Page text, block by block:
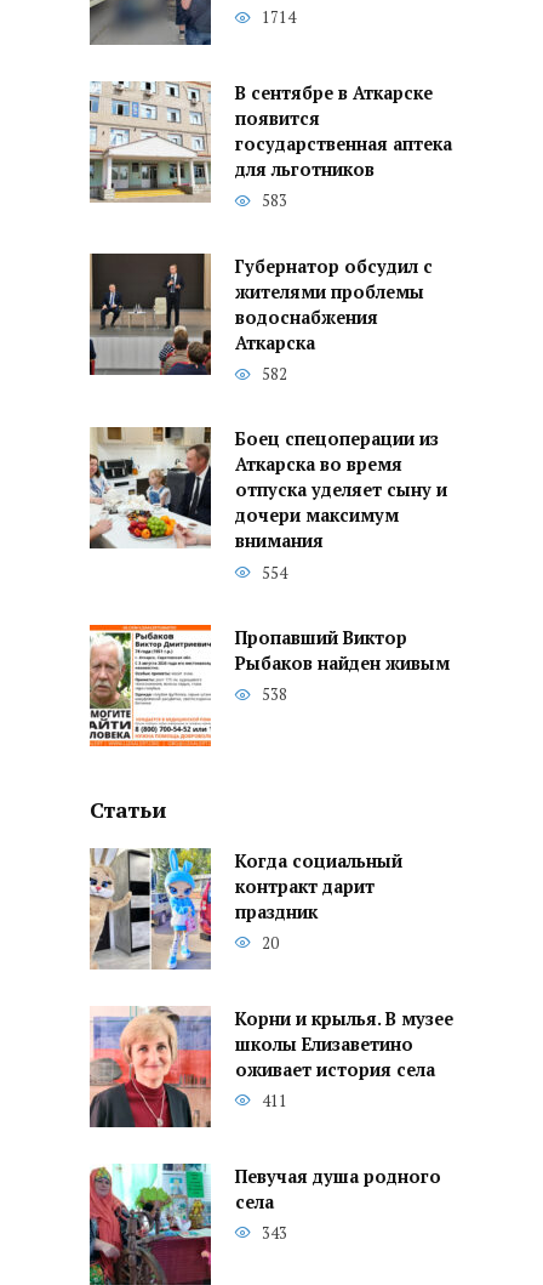
1714
В сентябре в Аткарске
появится
государственная аптека
для льготников
583
Губернатор обсудил с
жителями проблемы
водоснабжения
Аткарска
582
Боец спецоперации из
Аткарска во время
отпуска уделяет сыну и
дочери максимум
внимания
554
Пропавший Виктор
Рыбаков найден живым
538
Статьи
Когда социальный
контракт дарит
праздник
20
Корни и крылья. В музее
школы Елизаветино
оживает история села
411
Певучая душа родного
села
343